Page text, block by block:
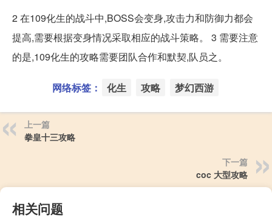
2 在109化生的战斗中,BOSS会变身,攻击力和防御力都会
提高,需要根据变身情况采取相应的战斗策略。 3 需要注意
的是,109化生的攻略需要团队合作和默契,队员之。
网络标签： 化生 攻略 梦幻西游
上一篇
拳皇十三攻略
下一篇
coc 大型攻略
相关问题